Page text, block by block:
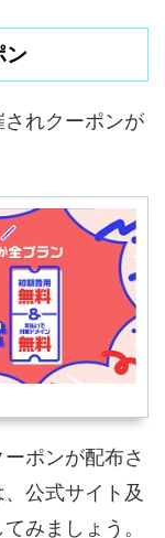
ン
れクーポンが
ポンが配布さ
公式サイト及
みましょう。